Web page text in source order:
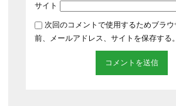
サイト
次回のコメントで使用するためブラ
前、メールアドレス、サイトを保存する。